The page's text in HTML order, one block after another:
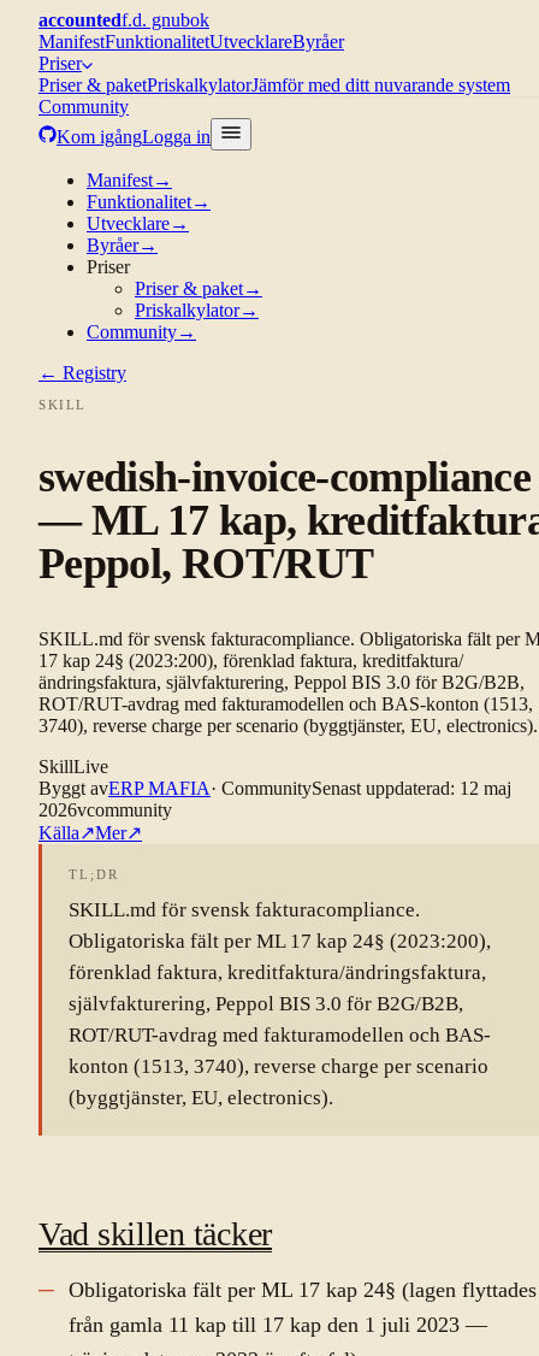
accountedf.d. gnubok
ManifestFunktionalitetUtvecklareByråer
Priser
Priser & paketPriskalkylatorJämför med ditt nuvarande system
Community
Kom igångLogga in
Manifest→
Funktionalitet→
Utvecklare→
Byråer→
Priser
Priser & paket→
Priskalkylator→
Community→
← Registry
SKILL
swedish-invoice-compliance
— ML 17 kap,
Peppol, ROT/RUT
SKILL.md för svensk fakturacompliance. Obligatoriska fält per
17 kap 24§ (2023:200), förenklad faktura, kreditfaktura/
ändringsfaktura, självfakturering, Peppol BIS 3.0 för B2G/B2B,
ROT/RUT-avdrag med fakturamodellen och BAS-konton (1513,
3740), reverse charge per scenario (byggtjänster, EU, electronics).
SkillLive
Byggt avERP MAFIA· CommunitySenast uppdaterad: 12 maj
2026vcommunity
Källa↗Mer↗
TL;DR
SKILL.md för svensk fakturacompliance.
Obligatoriska fält per ML 17 kap 24§ (2023:200),
förenklad faktura, kreditfaktura/ändringsfaktura,
självfakturering, Peppol BIS 3.0 för B2G/B2B,
ROT/RUT-avdrag med fakturamodellen och BAS-
konton (1513, 3740), reverse charge per scenario
(byggtjänster, EU, electronics).
Vad skillen täcker
Obligatoriska fält per ML 17 kap 24§ (lagen flyttades
från gamla 11 kap till 17 kap den 1 juli 2023 —